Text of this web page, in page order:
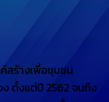
สร้างเพื่อชุมชน
ง ตั้งแต่ปี 2562 จนถึง